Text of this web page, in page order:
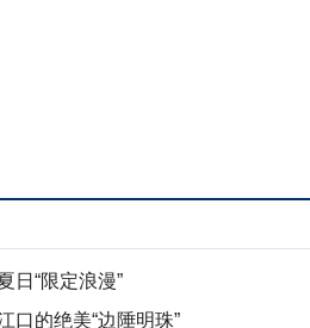
日“限定浪漫”
口的绝美“边陲明珠”